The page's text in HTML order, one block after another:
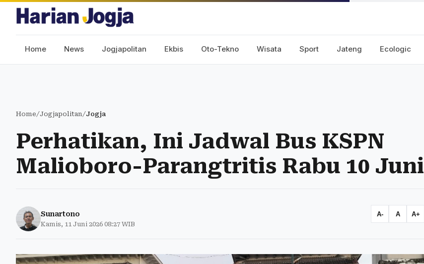
Home News Jogjapolitan Ekbis Oto-Tekno Wisata Sport Jateng Ecologic
Home/Jogjapolitan/Jogja
Perhatikan, Ini Jadwal Bus KSPN
Malioboro-Parangtritis Rabu 10 Juni
Sunartono
Kamis, 11 Juni 2026 08:27 WIB
A- A A+